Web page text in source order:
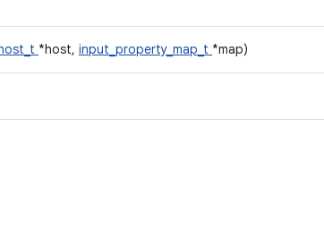
*host, input_property_map_t *map)